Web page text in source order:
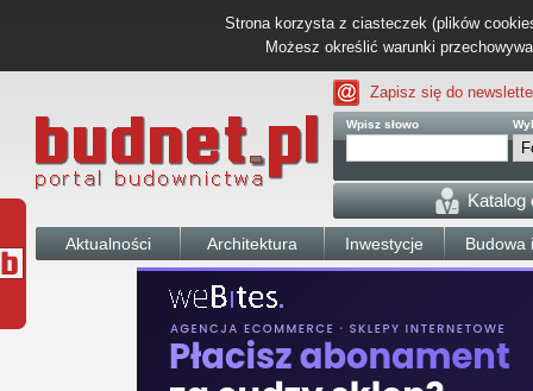
Strona korzysta z ciasteczek (plików
Możesz określić warunki
Zapisz się do
Wpisz słowo
Katalog
Aktualności Architektura Inwestycje Budowa